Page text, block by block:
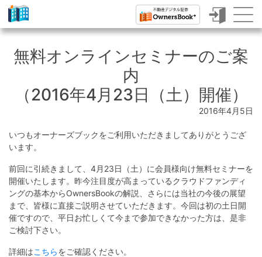
ク
ラ
ウ
ァ
ン
デ
ィ
ン
グ
で
無料オンラインセミナーのご案
内
（2016年4月23日（土）開催）
2016年4月5日
いつもオーナーズブックをご利用いただきましてありがとうござ
います。
前回に引続きまして、4月23日（土）に会員様向け無料セミナーを
開催いたします。昨今注目度が高まっているクラウドファンディ
ングの基本からOwnersBookの解説、さらには当社の今後の展望
まで、皆様に直接ご説明させていただきます。今回は初の土日開
催ですので、平日お忙しくて今まで参加できなかった方は、是非
ご検討下さい。
詳細はこちらをご確認ください。